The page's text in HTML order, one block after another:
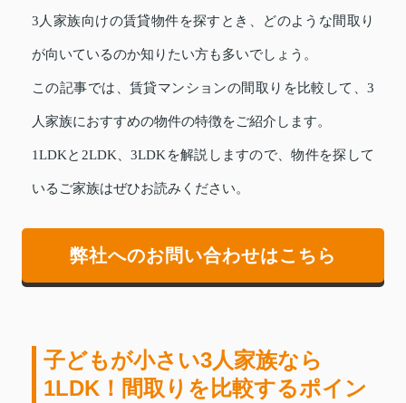
3人家族向けの賃貸物件を探すとき、どのような間取り
が向いているのか知りたい方も多いでしょう。
この記事では、賃貸マンションの間取りを比較して、3
人家族におすすめの物件の特徴をご紹介します。
1LDKと2LDK、3LDKを解説しますので、物件を探して
いるご家族はぜひお読みください。
弊社へのお問い合わせはこちら
子どもが小さい3人家族なら
1LDK！間取りを比較するポイン